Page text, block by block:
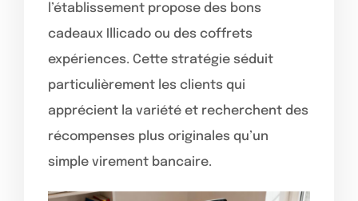
l’établissement propose des bons
cadeaux Illicado ou des coffrets
expériences. Cette stratégie séduit
particulièrement les clients qui
apprécient la variété et recherchent des
récompenses plus originales qu’un
simple virement bancaire.